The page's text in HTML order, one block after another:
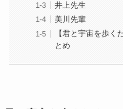
井上先生
美川先輩
【君と宇宙を歩く
とめ